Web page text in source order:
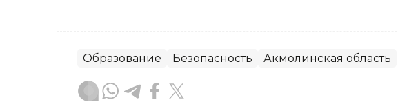
Образование Безопасность Акмолинская область